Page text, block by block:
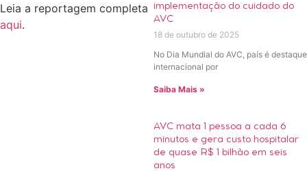
Leia a reportagem completa
aqui.
implementação do cuidado do
AVC
18 de outubro de 2025
No Dia Mundial do AVC, país é destaque
internacional por
Saiba Mais »
AVC mata 1 pessoa a cada 6
minutos e gera custo hospitalar
de quase R$ 1 bilhão em seis
anos